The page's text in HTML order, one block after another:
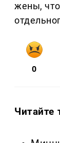
жены,
0
Читайте